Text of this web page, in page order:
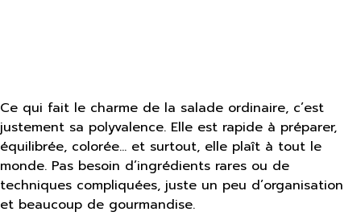
Ce qui fait le charme de la salade ordinaire, c’est
justement sa polyvalence. Elle est rapide à préparer,
équilibrée, colorée… et surtout, elle plaît à tout le
monde. Pas besoin d’ingrédients rares ou de
techniques compliquées, juste un peu d’organisation
et beaucoup de gourmandise.